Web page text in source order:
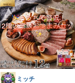
ミッチ